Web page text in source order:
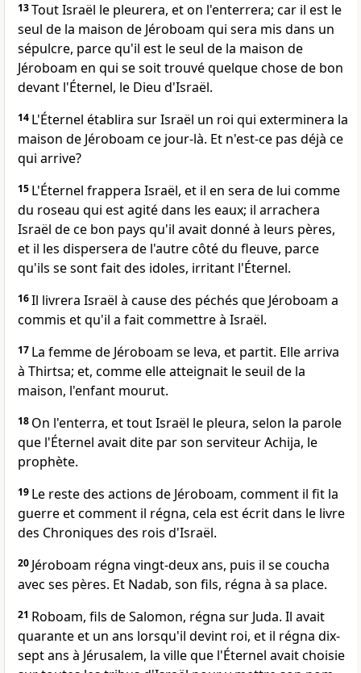
13Tout Israël le pleurera, et on l'enterrera; car il est le
seul de la maison de Jéroboam qui sera mis dans un
sépulcre, parce qu'il est le seul de la maison de
Jéroboam en qui se soit trouvé quelque chose de bon
devant l'Éternel, le Dieu d'Israël.
14 L'Éternel établira sur Israël un roi qui exterminera la
maison de Jéroboam ce jour-là. Et n'est-ce pas déjà ce
qui arrive?
15 L'Éternel frappera Israël, et il en sera de lui comme
du roseau qui est agité dans les eaux; il arrachera
Israël de ce bon pays qu'il avait donné à leurs pères,
et il les dispersera de l'autre côté du fleuve, parce
qu'ils se sont fait des idoles, irritant l'Éternel.
16Il livrera Israël à cause des péchés que Jéroboam a
commis et qu'il a fait commettre à Israël.
17 La femme de Jéroboam se leva, et partit. Elle arriva
à Thirtsa; et, comme elle atteignait le seuil de la
maison, l'enfant mourut.
18 On l'enterra, et tout Israël le pleura, selon la parole
que l'Éternel avait dite par son serviteur Achija, le
prophète.
19 Le reste des actions de Jéroboam, comment il fit la
guerre et comment il régna, cela est écrit dans le livre
des Chroniques des rois d'Israël.
20 Jéroboam régna vingt-deux ans, puis il se coucha
avec ses pères. Et Nadab, son fils, régna à sa place.
21 Roboam, fils de Salomon, régna sur Juda. Il avait
quarante et un ans lorsqu'il devint roi, et il régna dix-
sept ans à Jérusalem, la ville que l'Éternel avait choisie